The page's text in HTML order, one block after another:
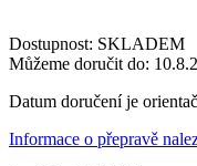
Dostupnost: SKLADEM
Můžeme doručit do:
Datum doručení je
Informace o přepravě